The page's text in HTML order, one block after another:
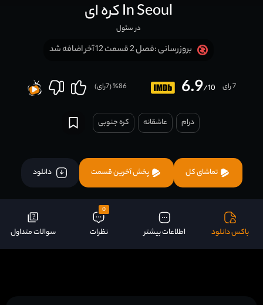
کره ای In Seoul
در سئول
بروزرسانی :فصل 2 قسمت 12 آخر اضافه شد
6.9/10 7 رای 86
% (
7رای)
درام عاشقانه کره جنوبی
تماشای کل پخش آخرین قسمت دانلود
باکس دانلود اطلاعات بیشتر
0
نظرات سوالات متداول